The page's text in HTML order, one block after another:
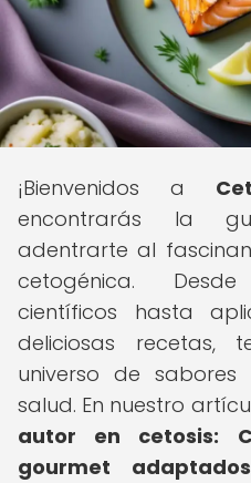
¡Bienvenidos a
encontrarás la
adentrarte al
cetogénica.
científicos hasta
deliciosas recetas,
universo de
salud. En nuestro
autor en cetosis:
gourmet